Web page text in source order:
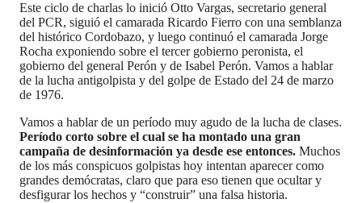
Este ciclo de charlas lo inició Otto Vargas, secretario general
del PCR, siguió el camarada Ricardo Fierro con una semblanza
del histórico Cordobazo, y luego continuó el camarada Jorge
Rocha exponiendo sobre el tercer gobierno peronista, el
gobierno del general Perón y de Isabel Perón. Vamos a hablar
de la lucha antigolpista y del golpe de Estado del 24 de marzo
de 1976.
Vamos a hablar de un período muy agudo de la lucha de clases.
Período corto sobre el cual se ha montado una gran
campaña de desinformación ya desde ese entonces. Muchos
de los más conspicuos golpistas hoy intentan aparecer como
grandes demócratas, claro que para eso tienen que ocultar y
desfigurar los hechos y “construir” una falsa historia.